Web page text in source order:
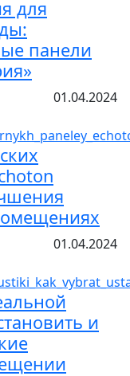
для
панели
01.04.2024
01.04.2024
и